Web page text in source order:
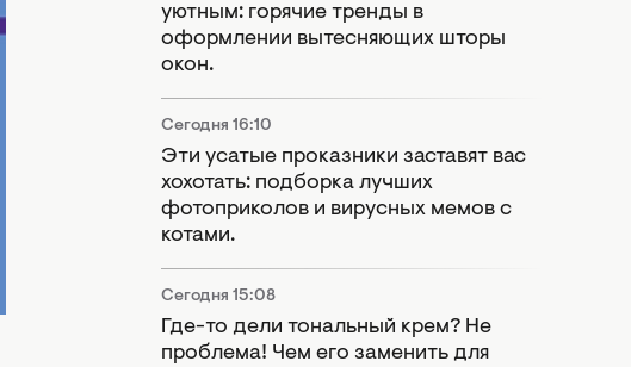
уютным: горячие тренды в
оформлении вытесняющих шторы
окон.
Сегодня 16:10
Эти усатые проказники заставят вас
хохотать: подборка лучших
фотоприколов и вирусных мемов с
котами.
Сегодня 15:08
Где-то дели тональный крем? Не
проблема! Чем его заменить для